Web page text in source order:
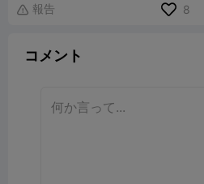
 報告 8
コメント